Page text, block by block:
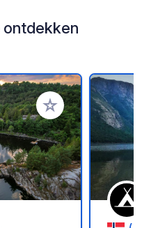
ontdekken
Voeg toe aan je